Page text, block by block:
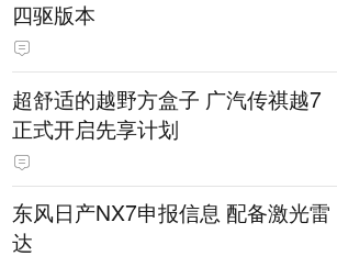
四驱版本
超舒适的越野方盒子 广汽传祺越7
正式开启先享计划
东风日产NX7申报信息 配备激光雷
达